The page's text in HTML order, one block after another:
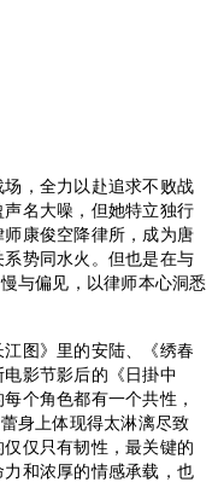
，全力以赴追求不败战
名大噪，但她特立独行
康俊空降律所，成为唐
势同水火。但也是在与
与偏见，以律师本心洞悉
图》里的安陆、《绣春
影节影后的《日掛中
个角色都有一个共性，
身上体现得太淋漓尽致
仅只有韧性，最关键的
和浓厚的情感承载，也